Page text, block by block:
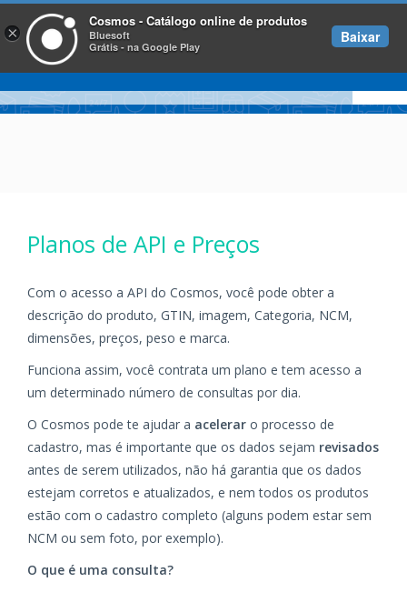
Planos de API e Preços
Com o acesso a API do Cosmos, você pode obter a
descrição do produto, GTIN, imagem, Categoria, NCM,
dimensões, preços, peso e marca.
Funciona assim, você contrata um plano e tem acesso a
um determinado número de consultas por dia.
O Cosmos pode te ajudar a acelerar o processo de
cadastro, mas é importante que os dados sejam revisados
antes de serem utilizados, não há garantia que os dados
estejam corretos e atualizados, e nem todos os produtos
estão com o cadastro completo (alguns podem estar sem
NCM ou sem foto, por exemplo).
O que é uma consulta?
×
Cosmos - Catálogo online de produtos
Bluesoft
Grátis - na Google Play
Baixar